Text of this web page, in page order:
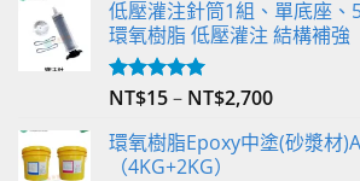
低壓灌注針筒1組、單底座
環氧樹脂 低壓灌注 結構補強
評分5.00
NT$15– NT$2,700
環氧樹脂Epoxy中塗(砂漿材
（4KG+2KG）